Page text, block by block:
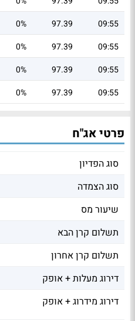
09:55
97.39
0%
09:55
97.39
0%
09:55
97.39
0%
09:55
97.39
0%
פרטי אג"ח
סוג הפדיון
סוג הצמדה
שיעור מס
תשלום קרן הבא
תשלום קרן אחרון
דירוג מעלות + אופק
דירוג מידרוג + אופק